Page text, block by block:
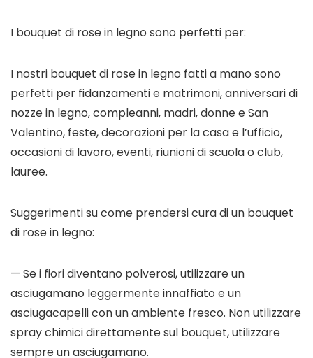
I bouquet di rose in legno sono perfetti per:
I nostri bouquet di rose in legno fatti a mano sono
perfetti per fidanzamenti e matrimoni, anniversari di
nozze in legno, compleanni, madri, donne e San
Valentino, feste, decorazioni per la casa e l’ufficio,
occasioni di lavoro, eventi, riunioni di scuola o club,
lauree.
Suggerimenti su come prendersi cura di un bouquet
di rose in legno:
— Se i fiori diventano polverosi, utilizzare un
asciugamano leggermente innaffiato e un
asciugacapelli con un ambiente fresco. Non utilizzare
spray chimici direttamente sul bouquet, utilizzare
sempre un asciugamano.